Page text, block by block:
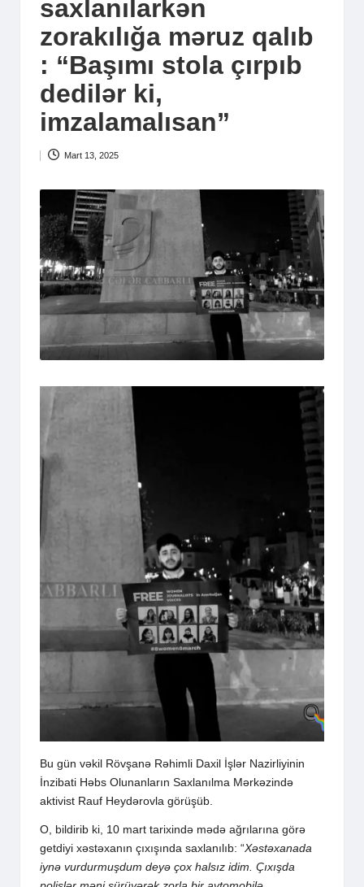
saxlanılarkən
zorakılığa məruz qalıb
: “Başımı stola çırpıb
dedilər ki,
imzalamalısan”
Mart 13, 2025
Bu gün vəkil Rövşanə Rəhimli Daxil İşlər Nazirliyinin
İnzibati Həbs Olunanların Saxlanılma Mərkəzində
aktivist Rauf Heydərovla görüşüb.
O, bildirib ki, 10 mart tarixində mədə ağrılarına görə
getdiyi xəstəxanın çıxışında saxlanılıb: “Xəstəxanada
iynə vurdurmuşdum deyə çox halsız idim. Çıxışda